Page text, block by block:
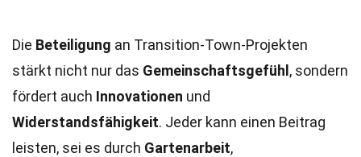
Die Beteiligung an Transition-Town-Projekten
stärkt nicht nur das Gemeinschaftsgefühl , sondern
fördert auch Innovationen und
Widerstandsfähigkeit. Jeder kann einen Beitrag
leisten, sei es durch Gartenarbeit,